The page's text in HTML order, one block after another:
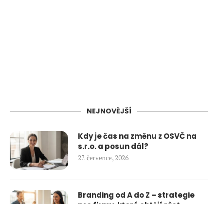
NEJNOVĚJŠÍ
Kdy je čas na změnu z OSVČ na
s.r.o. a posun dál?
27. července, 2026
Branding od A do Z – strategie